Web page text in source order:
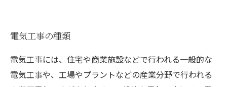
電気工事の種類
電気工事には、住宅や商業施設などで行われる一般的な
電気工事や、工場やプラントなどの産業分野で行われる